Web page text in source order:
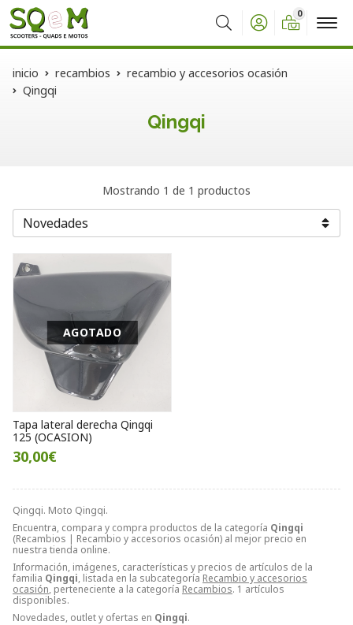
Buscar
0
inicio recambios
recambio y accesorios ocasión
Qingqi
Qingqi
Qingqi. Moto Qingqi.
Encuentra, compara y compra productos de la categoría Qingqi
(Recambios | Recambio y accesorios ocasión) al mejor precio en
nuestra tienda online.
Información, imágenes, características y precios de artículos de la
familia Qingqi, listada en la subcategoría Recambio y accesorios
ocasión, perteneciente a la categoría Recambios. 1 artículos
disponibles.
Novedades, outlet y ofertas en Qingqi.
Mostrando 1 de 1 productos
AGOTADO
Tapa lateral derecha Qingqi
125 (OCASION)
30,00€